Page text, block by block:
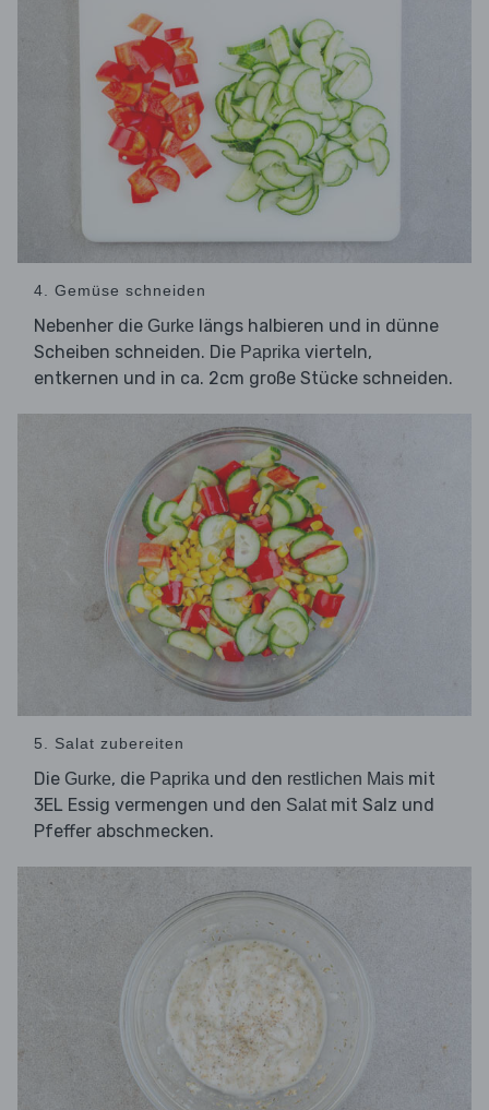
4. Gemüse schneiden
Nebenher die Gurke längs halbieren und in dünne
Scheiben schneiden. Die Paprika vierteln,
entkernen und in ca. 2cm große Stücke schneiden.
5. Salat zubereiten
Die Gurke, die Paprika und den restlichen Mais mit
3EL Essig vermengen und den Salatmit Salz und
Pfeffer abschmecken.